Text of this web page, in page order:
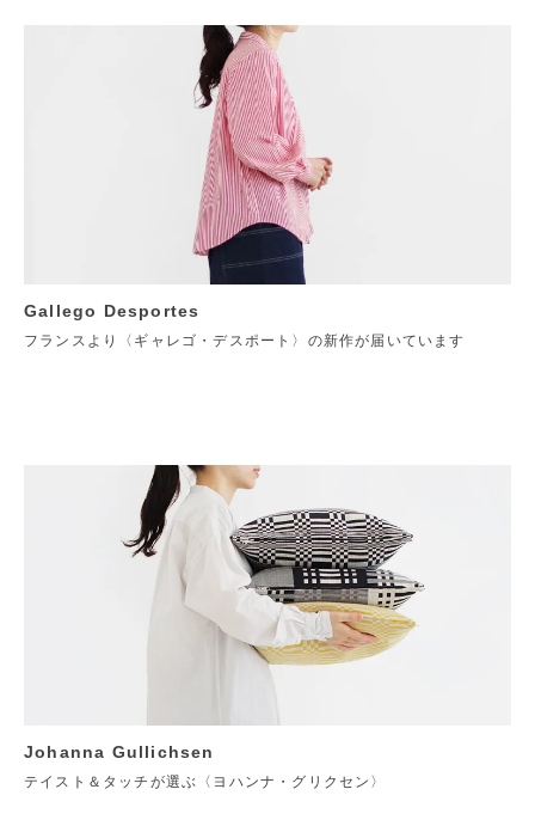
Gallego Desportes
フランスより〈ギャレゴ・デスポート〉の新作が届いています
Johanna Gullichsen
テイスト＆タッチが選ぶ〈ヨハンナ・グリクセン〉